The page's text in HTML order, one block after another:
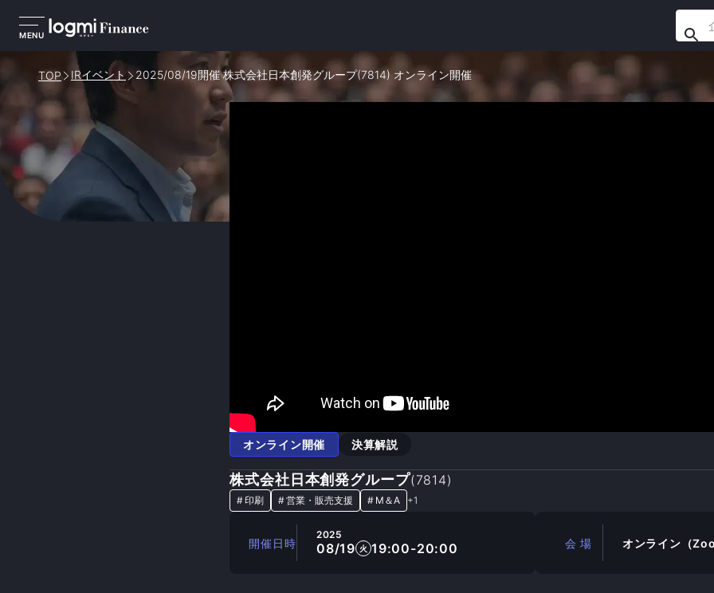
MENU
TOP IRイベント 2025/08/19開催 株式会社日本創発グループ(7814) オンライン開催
オンライン開催 決算解説
株式会社日本創発グループ(7814)
#印刷 #営業・販売支援 # M＆A +1
開催日時
2025
08/19 火 19:00-20:00 会 場 オンライン（